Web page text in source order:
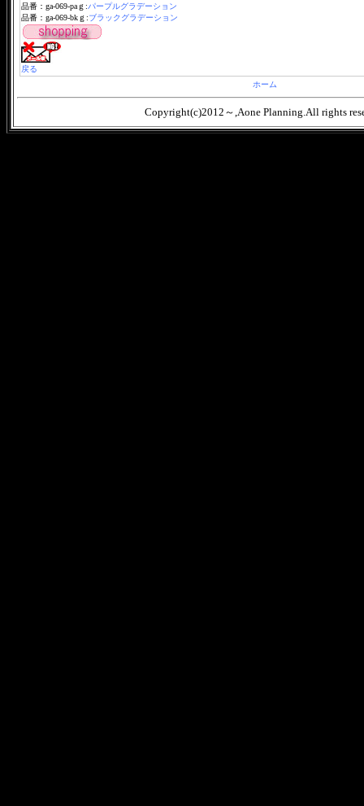
品番：ga-069-paｇ:パープルグラデーション
品番：ga-069-bkｇ:ブラックグラデーション
戻る
ホーム
Copyright(c)2012～,Aone Planning.All rights